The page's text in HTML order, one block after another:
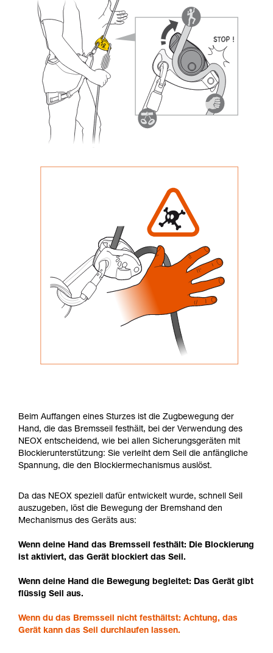
Beim Auffangen eines Sturzes ist die Zugbewegung der
Hand, die das Bremsseil festhält, bei der Verwendung des
NEOX entscheidend, wie bei allen Sicherungsgeräten mit
Blockierunterstützung: Sie verleiht dem Seil die anfängliche
Spannung, die den Blockiermechanismus auslöst.
Da das NEOX speziell dafür entwickelt wurde, schnell Seil
auszugeben, löst die Bewegung der Bremshand den
Mechanismus des Geräts aus:
Wenn deine Hand das Bremsseil festhält: Die Blockierung
ist aktiviert, das Gerät blockiert das Seil.
Wenn deine Hand die Bewegung begleitet: Das Gerät gibt
flüssig Seil aus.
Wenn du das Bremsseil nicht festhältst: Achtung, das
Gerät kann das Seil durchlaufen lassen.